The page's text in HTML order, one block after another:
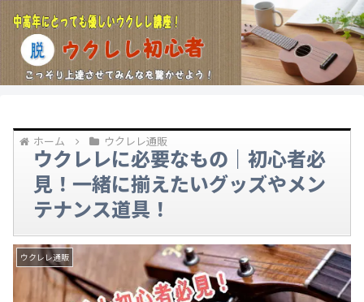
ホーム ウクレレ通販
ウクレレに必要なもの｜初心者必
見！一緒に揃えたいグッズやメン
テナンス道具！
ウクレレ通販